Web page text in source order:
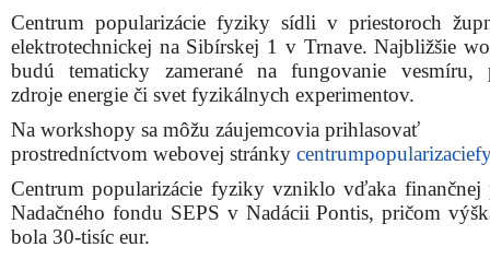
Centrum popularizácie fyziky sídli v priestoroch
elektrotechnickej na Sibírskej 1 v Trnave. Najbližšie
budú tematicky zamerané na fungovanie vesmíru,
zdroje energie či svet fyzikálnych experimentov.
Na workshopy sa môžu záujemcovia prihlasovať
prostredníctvom webovej stránky
Centrum popularizácie fyziky vzniklo vďaka finančnej
Nadačného fondu SEPS v Nadácii Pontis, pričom
bola 30-tisíc eur.